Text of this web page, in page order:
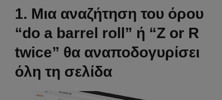
1. Μια αναζήτηση του όρου
“do a barrel roll” ή “Z or R
twice” θα αναποδογυρίσει
όλη τη σελίδα